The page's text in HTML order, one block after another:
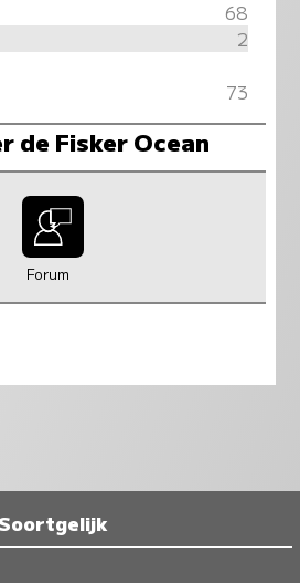
68
2
73
de Fisker Ocean
Forum
Soortgelijk